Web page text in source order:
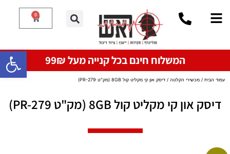
פתח
0
המשלוח חינם בכל קנייה מעל 99₪
עמוד הבית / מכשירי הקלטה / דיסק און קי מקליט קול 8GB (מק"ט PR-279)
דיסק און קי מקליט קול 8GB (מק"ט PR-279)